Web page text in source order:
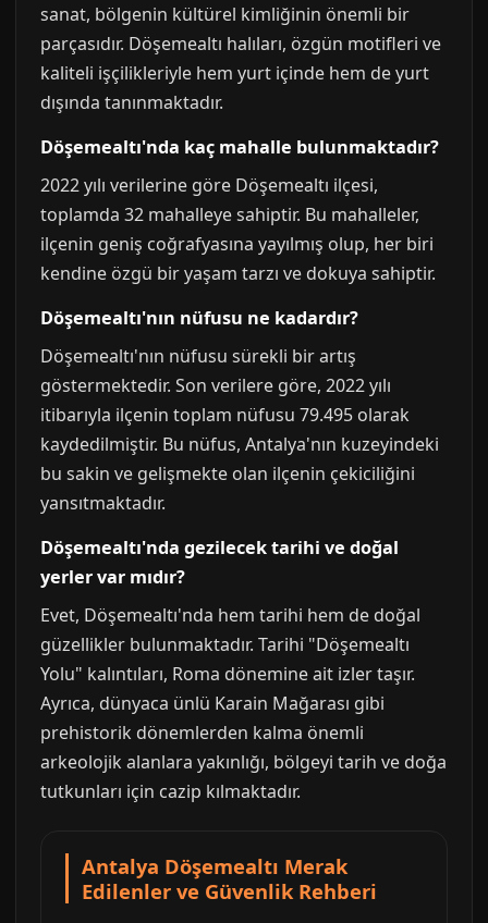
sanat, bölgenin kültürel kimliğinin önemli bir
parçasıdır. Döşemealtı halıları, özgün motifleri ve
kaliteli işçilikleriyle hem yurt içinde hem de yurt
dışında tanınmaktadır.
Döşemealtı'nda kaç mahalle bulunmaktadır?
2022 yılı verilerine göre Döşemealtı ilçesi,
toplamda 32 mahalleye sahiptir. Bu mahalleler,
ilçenin geniş coğrafyasına yayılmış olup, her biri
kendine özgü bir yaşam tarzı ve dokuya sahiptir.
Döşemealtı'nın nüfusu ne kadardır?
Döşemealtı'nın nüfusu sürekli bir artış
göstermektedir. Son verilere göre, 2022 yılı
itibarıyla ilçenin toplam nüfusu 79.495 olarak
kaydedilmiştir. Bu nüfus, Antalya'nın kuzeyindeki
bu sakin ve gelişmekte olan ilçenin çekiciliğini
yansıtmaktadır.
Döşemealtı'nda gezilecek tarihi ve doğal
yerler var mıdır?
Evet, Döşemealtı'nda hem tarihi hem de doğal
güzellikler bulunmaktadır. Tarihi "Döşemealtı
Yolu" kalıntıları, Roma dönemine ait izler taşır.
Ayrıca, dünyaca ünlü Karain Mağarası gibi
prehistorik dönemlerden kalma önemli
arkeolojik alanlara yakınlığı, bölgeyi tarih ve doğa
tutkunları için cazip kılmaktadır.
Antalya Döşemealtı Merak
Edilenler ve Güvenlik Rehberi